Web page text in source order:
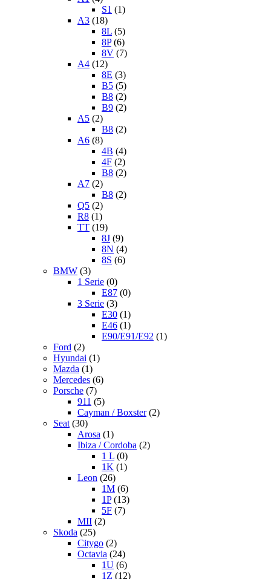
S1 (1)
A3 (18)
8L (5)
8P (6)
8V (7)
A4 (12)
8E (3)
B5 (5)
B8 (2)
B9 (2)
A5 (2)
B8 (2)
A6 (8)
4B (4)
4F (2)
B8 (2)
A7 (2)
B8 (2)
Q5 (2)
R8 (1)
TT (19)
8J (9)
8N (4)
8S (6)
BMW (3)
1 Serie (0)
E87 (0)
3 Serie (3)
E30 (1)
E46 (1)
E90/E91/E92 (1)
Ford (2)
Hyundai (1)
Mazda (1)
Mercedes (6)
Porsche (7)
911 (5)
Cayman / Boxster (2)
Seat (30)
Arosa (1)
Ibiza / Cordoba (2)
1 L (0)
1K (1)
Leon (26)
1M (6)
1P (13)
5F (7)
MII (2)
Skoda (25)
Citygo (2)
Octavia (24)
1U (6)
1Z (12)